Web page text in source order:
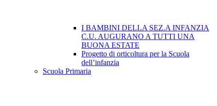
I BAMBINI DELLA SEZ.A INFANZIA
C.U. AUGURANO A TUTTI UNA
BUONA ESTATE
Progetto di orticoltura per la Scuola
dell’infanzia
Scuola Primaria